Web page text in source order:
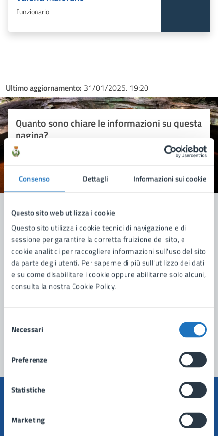
Consenso Dettagli Informazioni sui cookie
Questo sito web utilizza i cookie
Questo sito utilizza i cookie tecnici di navigazione e di
sessione per garantire la corretta fruizione del sito, e
cookie analitici per raccogliere informazioni sull'uso del sito
da parte degli utenti. Per saperne di più sull'utilizzo dei dati
e su come disabilitare i cookie oppure abilitarne solo alcuni,
consulta la nostra Cookie Policy.
delNecessari
Preferenze
Statistiche
Marketing
Funzionario
Ultimo aggiornamento: 31/01/2025, 19:20
Quanto sono chiare le informazioni su questa
pagina?
Valuta 5 stelle su 5
Valuta 4 stelle su 5
Valuta 3 stelle su 5
Valuta 2 stelle su 5
Valuta 1 stelle su 5
Contatta il comune
Leggi le domande frequenti
Richiedi assistenza
Prenota appuntamento